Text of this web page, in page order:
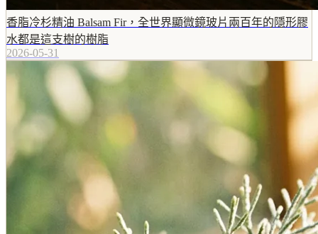
香脂冷杉精油 Balsam Fir，全世界顯微鏡玻片兩百年的隱形膠
水都是這支樹的樹脂
2026-05-31